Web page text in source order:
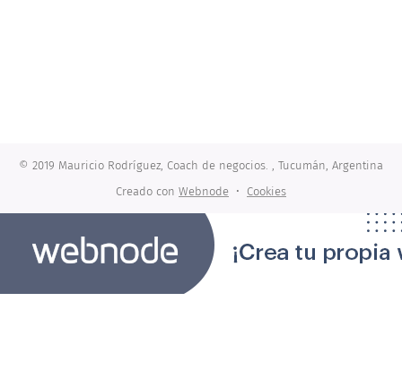
© 2019 Mauricio Rodríguez, Coach de negocios. , Tucumán, Argentina
Creado con Webnode Cookies